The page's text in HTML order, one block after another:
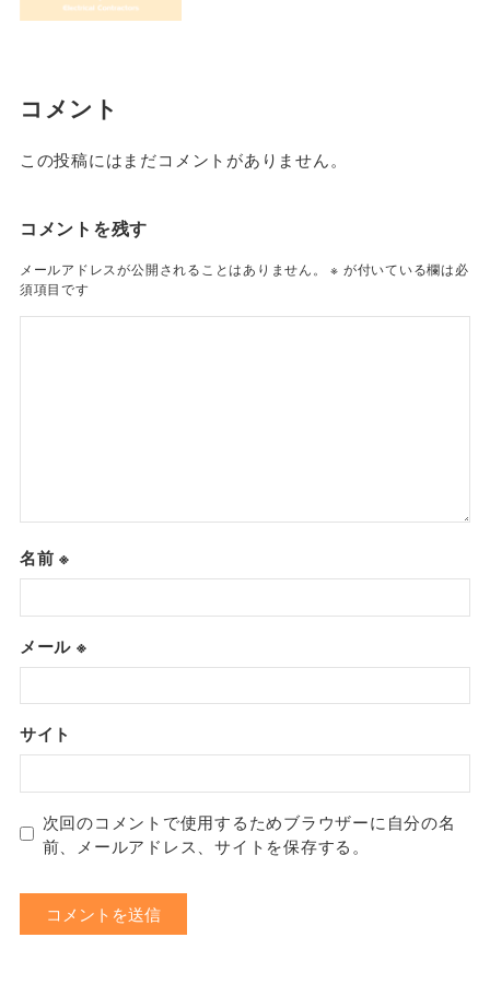
コメント
この投稿にはまだコメントがありません。
コメントを残す
メールアドレスが公開されることはありません。 ※ が付いている欄は必
須項目です
名前※
メール ※
サイト
次回のコメントで使用するためブラウザーに自分の名
前、メールアドレス、サイトを保存する。